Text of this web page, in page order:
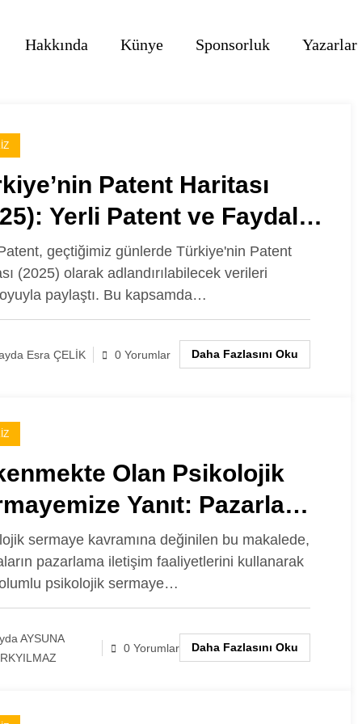
Hakkında Künye Sponsorluk Yazarlar
Patent Haritası
Yerli Patent ve Faydalı
Başvuru Sayısı
geçtiğimiz günlerde Türkiye'nin Patent
(2025) olarak adlandırılabilecek verileri
paylaştı. Bu kapsamda…
Esra ÇELİK 0 Yorumlar Daha Fazlasını Oku
Olan Psikolojik
Yanıt: Pazarlama
sermaye kavramına değinilen bu makalede,
pazarlama iletişim faaliyetlerini kullanarak
psikolojik sermaye…
AYSUNA
0 Yorumlar Daha Fazlasını Oku